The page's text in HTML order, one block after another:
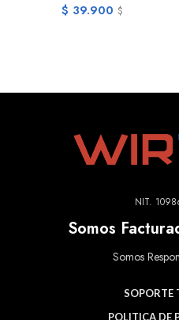
$ 39.900 $
NIT.
Somos
Somos
SOPORTE
POLITICA DE